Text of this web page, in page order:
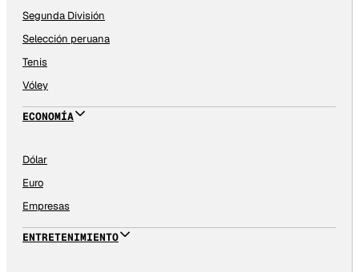
Segunda División
Selección peruana
Tenis
Vóley
ECONOMÍA
Dólar
Euro
Empresas
ENTRETENIMIENTO